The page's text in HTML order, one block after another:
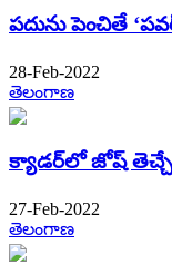
పదును పెంచితే
28-Feb-2022
తెలంగాణ
క్యాడర్​లో జోష్
27-Feb-2022
తెలంగాణ